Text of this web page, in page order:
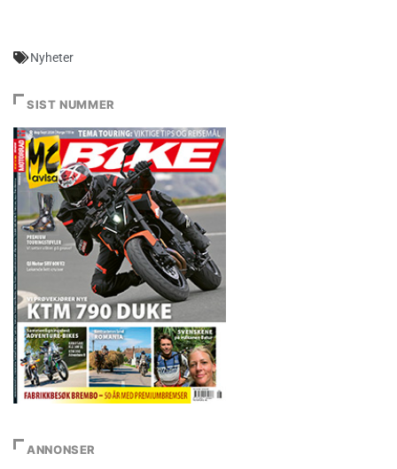
Nyheter
SIST NUMMER
ANNONSER